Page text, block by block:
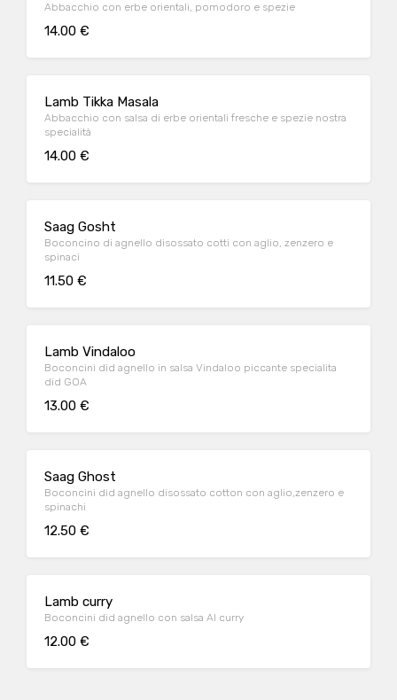
Abbacchio con erbe orientali, pomodoro e spezie
14.00 €
Lamb Tikka Masala
Abbacchio con salsa di erbe orientali fresche e spezie nostra
specialità
14.00 €
Saag Gosht
Boconcino di agnello disossato cotti con aglio, zenzero e
spinaci
11.50 €
Lamb Vindaloo
Boconcini did agnello in salsa Vindaloo piccante specialita
did GOA
13.00 €
Saag Ghost
Boconcini did agnello disossato cotton con aglio,zenzero e
spinachi
12.50 €
Lamb curry
Boconcini did agnello con salsa Al curry
12.00 €